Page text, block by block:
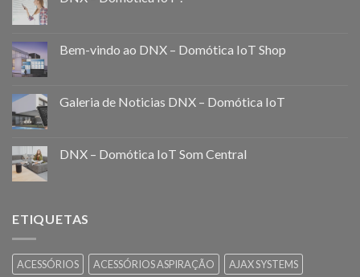
Bem-vindo ao DNX – Domótica IoT Shop
Galeria de Noticias DNX – Domótica IoT
DNX – Domótica IoT Som Central
ETIQUETAS
ACESSÓRIOS ACESSÓRIOS ASPIRAÇÃO
AJAX SYSTEMS